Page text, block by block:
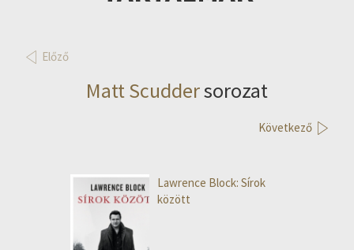
Előző
Matt Scuddersorozat
Következő
Lawrence Block: Sírok
között